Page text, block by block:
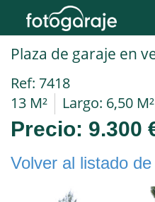
Ref: 7418
13 M²
Largo: 6,50 M²
Precio: 9.300
Volver al listado